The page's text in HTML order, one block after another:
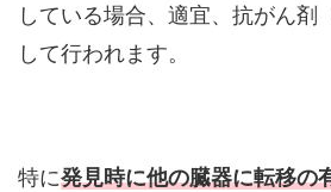
している場合、適宜、抗がん剤
して行われます。
特に発見時に他の臓器に転移の